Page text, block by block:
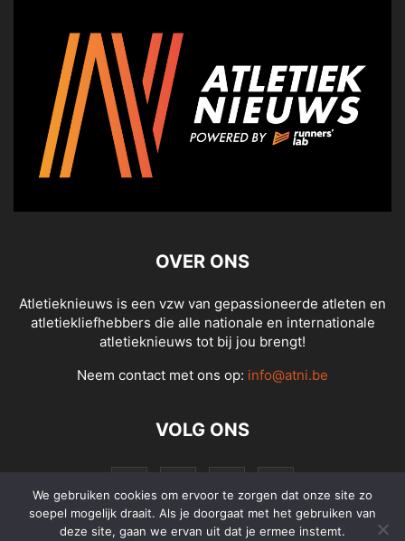
OVER ONS
Atletieknieuws is een vzw van gepassioneerde atleten en
atletiekliefhebbers die alle nationale en internationale
atletieknieuws tot bij jou brengt!
Neem contact met ons op: info@atni.be
VOLG ONS
We gebruiken cookies om ervoor te zorgen dat onze site zo
soepel mogelijk draait. Als je doorgaat met het gebruiken van
deze site, gaan we ervan uit dat je ermee instemt.